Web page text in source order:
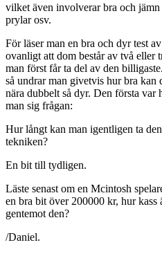
vilket även involverar bra och
prylar osv.
För läser man en bra och dyr test
ovanligt att dom består av två eller
man först får ta del av den
så undrar man givetvis hur bra kan
nära dubbelt så dyr. Den första var
man sig frågan:
Hur långt kan man igentligen ta
tekniken?
En bit till tydligen.
Läste senast om en Mcintosh
en bra bit över 200000 kr, hur kass
gentemot den?
/Daniel.